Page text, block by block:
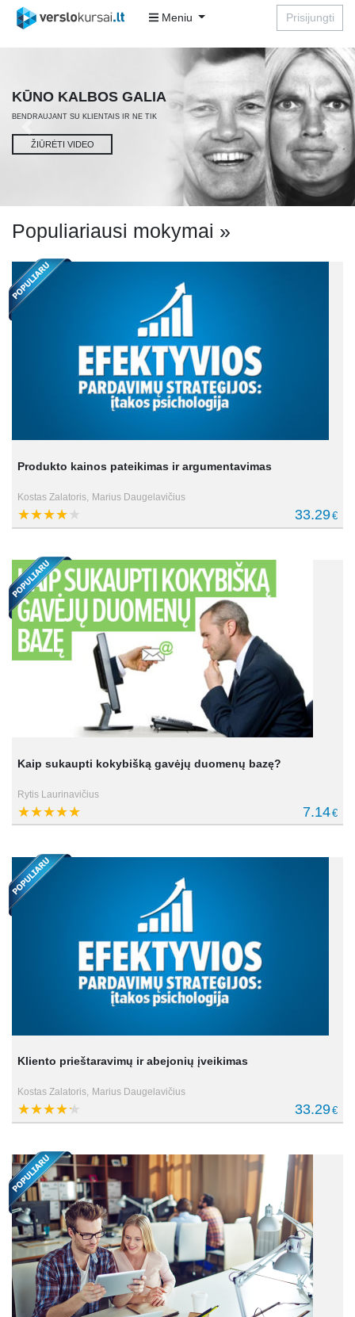
Meniu Prisijungti
7 PARDAVIMO
METODAI
Previous Next
Populiariausi mokymai »
Produkto kainos pateikimas ir argumentavimas
Kostas Zalatoris, Marius Daugelavičius
33.29€
Kaip sukaupti kokybišką gavėjų duomenų bazę?
Rytis Laurinavičius
7.14€
Kliento prieštaravimų ir abejonių įveikimas
Kostas Zalatoris, Marius Daugelavičius
33.29€